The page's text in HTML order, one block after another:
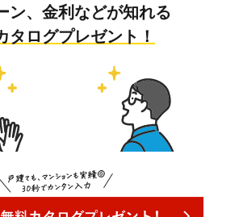
ン、金利などが知れる
タログプレゼント！